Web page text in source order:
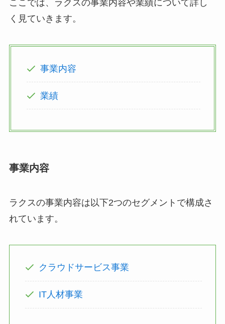
ここでは、ラクスの事業内容や業績について詳し
く見ていきます。
事業内容
業績
事業内容
ラクスの事業内容は以下2つのセグメントで構成さ
れています。
クラウドサービス事業
IT人材事業